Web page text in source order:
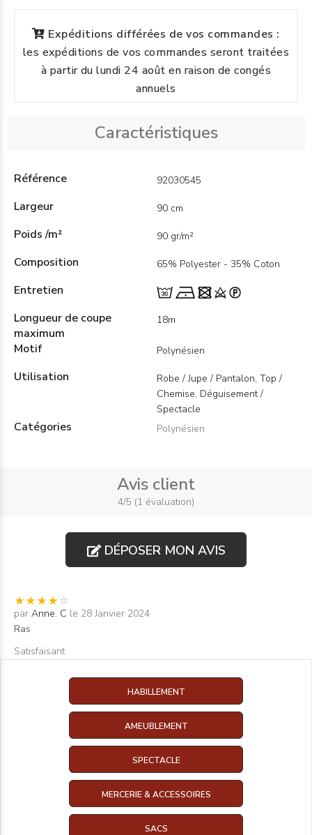
Expéditions différées de vos commandes :
les expéditions de vos commandes seront traitées
à partir du lundi 24 août en raison de congés
annuels
Caractéristiques
Référence 92030545
Largeur 90 cm
Poids /m² 90 gr/m²
Composition 65% Polyester - 35% Coton
Entretien
Longueur de coupe
maximum
18m
Motif Polynésien
Utilisation
Robe / Jupe / Pantalon, Top /
Chemise, Déguisement /
Spectacle
Catégories Polynésien
Avis client
4/5 (1 évaluation)
DÉPOSER MON AVIS
par Anne. C le 28 Janvier 2024
Ras
Satisfaisant
HABILLEMENT
AMEUBLEMENT
SPECTACLE
MERCERIE & ACCESSOIRES
SACS